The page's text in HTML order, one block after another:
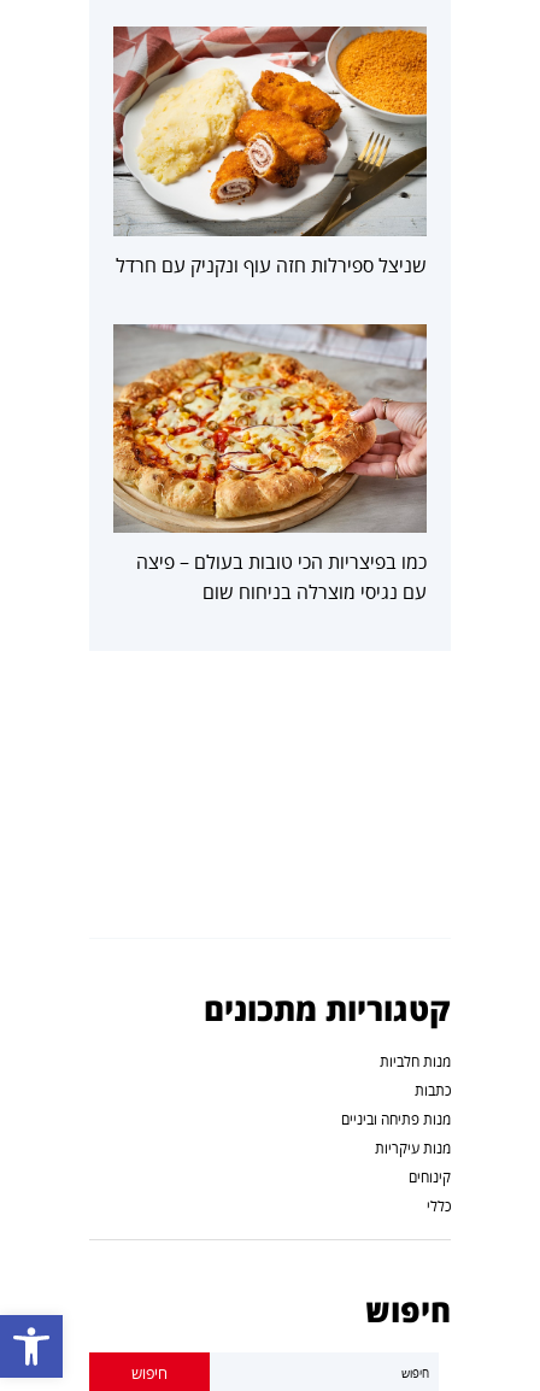
פתח סרגל נגישות
שניצל ספירלות חזה עוף ונקניק עם חרדל
כמו בפיצריות הכי טובות בעולם – פיצה
עם נגיסי מוצרלה בניחוח שום
קטגוריות מתכונים
מנות חלביות
כתבות
מנות פתיחה וביניים
מנות עיקריות
קינוחים
כללי
חיפוש